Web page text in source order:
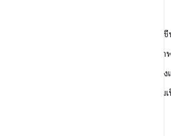
แมช
สุขภ
กล้อ
ควา